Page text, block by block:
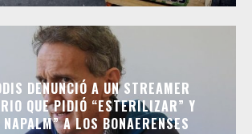
DENUNCIÓ A UN STREAMER
QUE PIDIÓ “ESTERILIZAR” Y
A LOS BONAERENSES